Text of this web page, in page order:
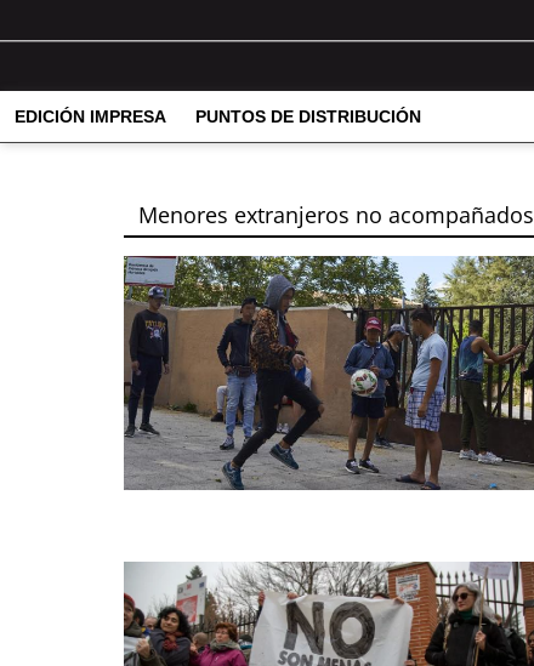
EDICIÓN IMPRESA PUNTOS DE DISTRIBUCIÓN
Menores extranjeros no acompañados